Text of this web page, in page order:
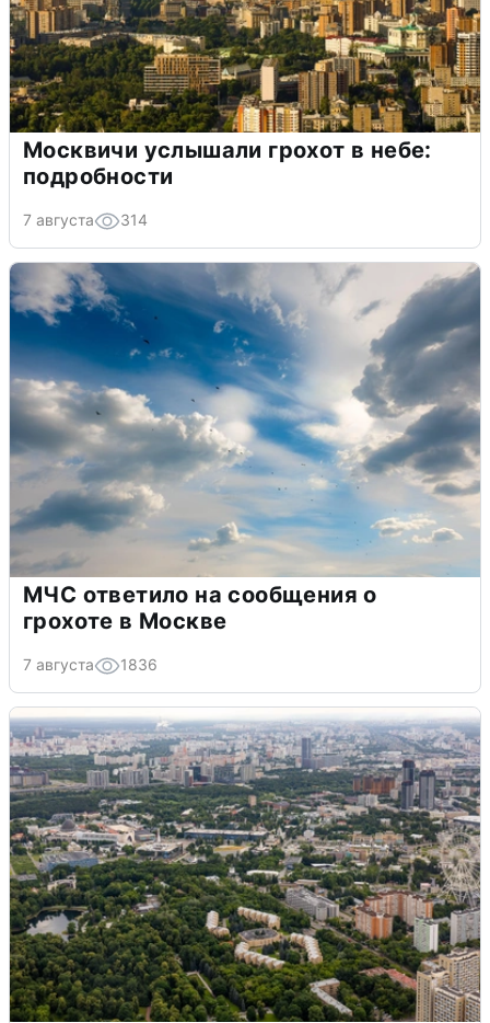
Москвичи услышали грохот в небе:
подробности
7 августа 314
МЧС ответило на сообщения о
грохоте в Москве
7 августа 1836